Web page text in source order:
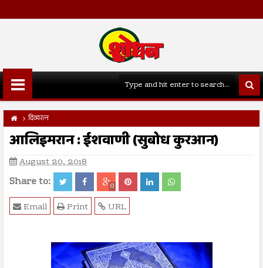
दिव्यरत्न
आलिइमरान : ईशवाणी (सुबोध कुरआन)
August 20, 2018
Share to: 0
URL
Print
Email